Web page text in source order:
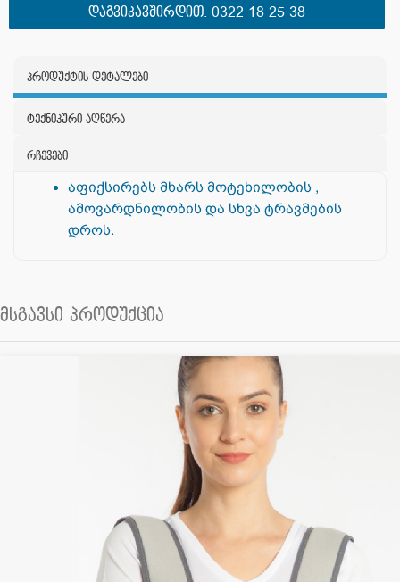
ᲓᲐᲒᲕᲘᲙᲐᲕᲨᲘᲠᲓᲘᲗ:0322 18 25 38
პროდუქტის დეტალები
ტექნიკური აღწერა
რჩევები
აფიქსირებს მხარს მოტეხილობის ,
ამოვარდნილობის და სხვა ტრავმების
დროს.
მსგავსი პროდუქცია